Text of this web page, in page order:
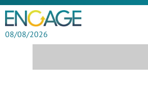
08/08/2026